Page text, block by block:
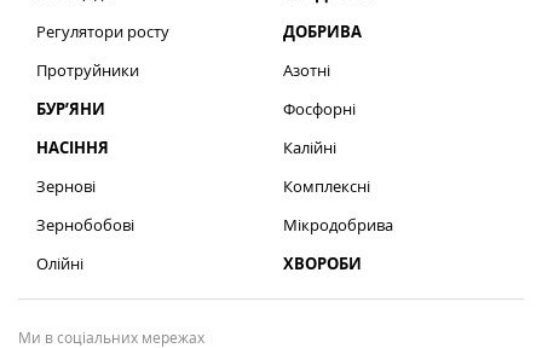
Регулятори росту
Протруйники
БУР’ЯНИ
НАСІННЯ
Зернові
Зернобобові
Олійні
ДОБРИВА
Азотні
Фосфорні
Калійні
Комплексні
Мікродобрива
ХВОРОБИ
Ми в соціальних мережах